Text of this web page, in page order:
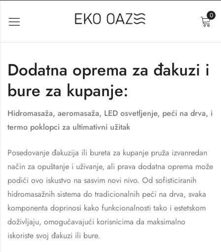
0
Dodatna oprema za đakuzi i
bure za kupanje:
Hidromasaža, aeromasaža, LED osvetljenje, peći na drva, i
termo poklopci za ultimativni užitak
Posedovanje đakuzija ili bureta za kupanje pruža izvanredan
način za opuštanje i uživanje, ali prava dodatna oprema može
podići ovo iskustvo na sasvim novi nivo. Od sofisticiranih
hidromasažnih sistema do tradicionalnih peći na drva, svaka
komponenta doprinosi kako funkcionalnosti tako i estetskom
doživljaju, omogućavajući korisnicima da maksimalno
iskoriste svoj đakuzi ili bure.